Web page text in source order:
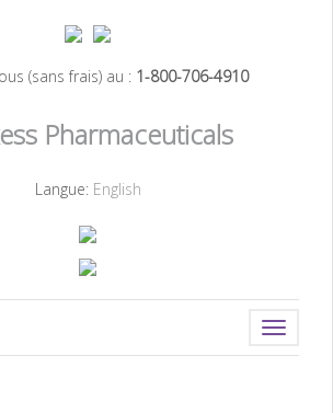
(sans frais) au : 1-800-706-4910
Langue: English
Toggle